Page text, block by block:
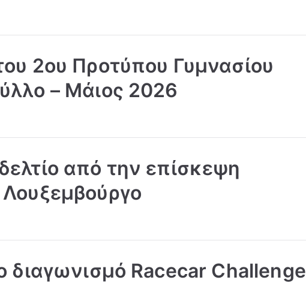
2ου Προτύπου Γυμνασίου
– Μάιος 2026
από την επίσκεψη
διαγωνισμό Racecar Challenge